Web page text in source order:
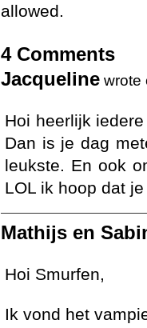
allowed.
4 Comments
Jacqueline
Hoi heerlijk
Dan is je dag
leukste. En ook
LOL ik hoop dat
Mathijs en
Hoi Smurfen,
Ik vond het